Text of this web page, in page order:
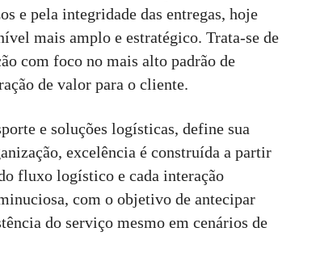
e pela integridade das entregas, hoje
mais amplo e estratégico. Trata-se de
com foco no mais alto padrão de
de valor para o cliente.
e soluções logísticas, define sua
excelência é construída a partir
fluxo logístico e cada interação
com o objetivo de antecipar
do serviço mesmo em cenários de